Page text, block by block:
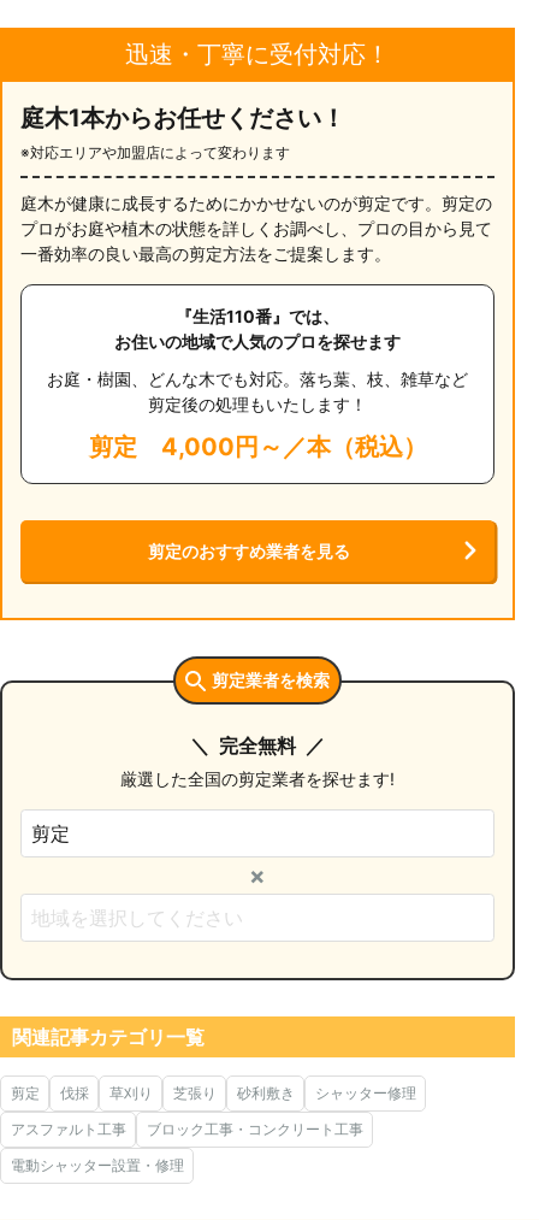
迅速・丁寧に受付対応！
庭木1本からお任せください！
※対応エリアや加盟店によって変わります
庭木が健康に成長するためにかかせないのが剪定です。剪定の
プロがお庭や植木の状態を詳しくお調べし、プロの目から見て
一番効率の良い最高の剪定方法をご提案します。
『生活110番』では、
お住いの地域で人気のプロを探せます
お庭・樹園、どんな木でも対応。落ち葉、枝、雑草など
剪定後の処理もいたします！
剪定 4,000円～／本（税込）
剪定のおすすめ業者を見る
剪定業者を検索
完全無料
厳選した全国の剪定業者を探せます!
×
関連記事カテゴリ一覧
剪定 伐採 草刈り 芝張り 砂利敷き
シャッター修理
アスファルト工事
ブロック工事・コンクリート工事
電動シャッター設置・修理